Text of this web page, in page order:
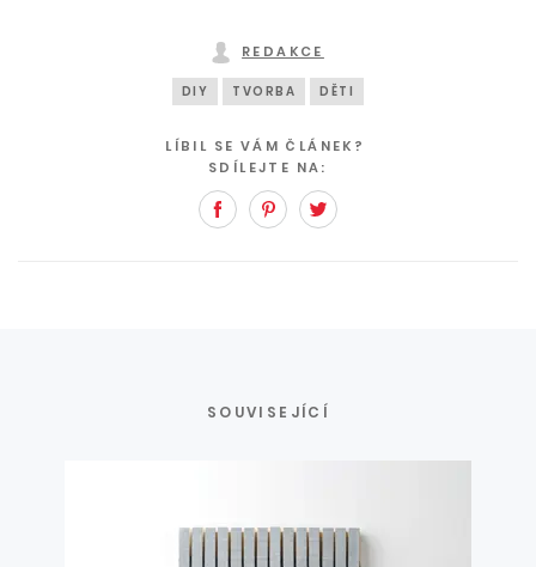
REDAKCE
DIY TVORBA DĚTI
LÍBIL SE VÁM ČLÁNEK?
SDÍLEJTE NA:
FacebookPinterest
SOUVISEJÍCÍ